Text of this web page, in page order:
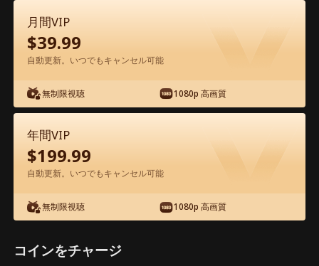
エピソード29 - パパ候補は億万長者！ 映
画フル
1-50 51-69
29 32
月間VIP
$39.99
自動更新。いつでもキャンセル可能
無制限視聴 1080p 高画質
年間VIP
$199.99
自動更新。いつでもキャンセル可能
無制限視聴 1080p 高画質
コインをチャージ